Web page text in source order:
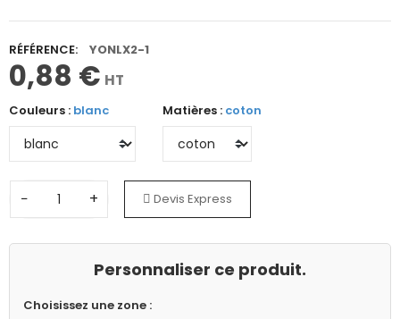
RÉFÉRENCE: YONLX2-1
0,88 € HT
Couleurs : blanc Matières : coton
− + Devis Express
Personnaliser ce produit.
Choisissez une zone :